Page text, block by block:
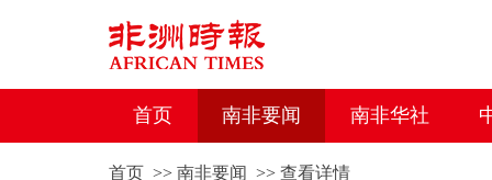
首页 南非要闻 南非华社
首页>> 南非要闻 >> 查看详情